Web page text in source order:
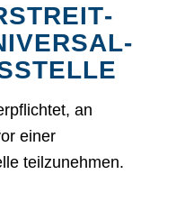
an
einer
teilzunehmen.